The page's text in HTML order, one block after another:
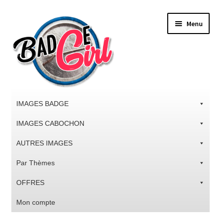
la
navigation
contenu
Menu
IMAGES BADGE
IMAGES CABOCHON
AUTRES IMAGES
Par Thèmes
OFFRES
Mon compte